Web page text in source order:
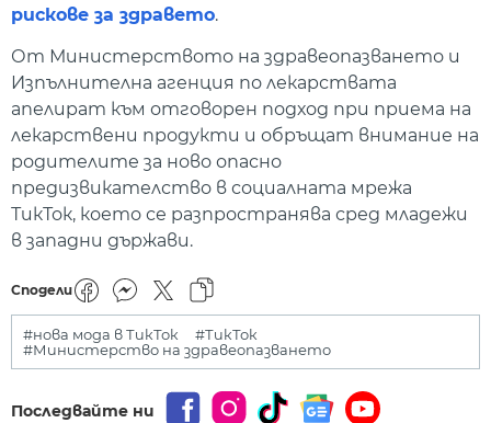
рискове за здравето.
От Министерството на здравеопазването и
Изпълнителна агенция по лекарствата
апелират към отговорен подход при приема на
лекарствени продукти и обръщат внимание на
родителите за ново опасно
предизвикателство в социалната мрежа
ТикТок, което се разпространява сред младежи
в западни държави.
Сподели
#нова мода в ТикТок
#ТикТок
#Министерство на здравеопазването
Последвайте ни